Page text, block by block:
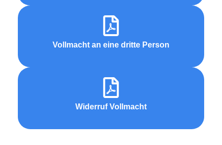
Vollmacht an eine dritte Person
Widerruf Vollmacht